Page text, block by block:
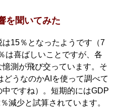
を聞いてみた
15％となったようです（7
は喜ばしいことですが、各
測が飛び交っています。そ
どうなのかAIを使って調べて
ですね）。短期的にはGDP
減少と試算されています。